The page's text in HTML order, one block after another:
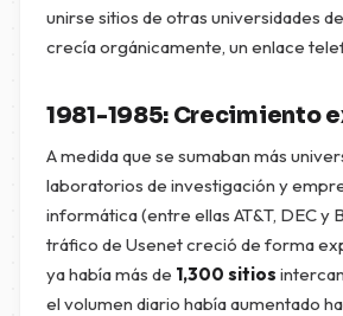
unirse sitios de otras universidades
crecía orgánicamente, un enlace
1981-1985: Crecimiento
A medida que se sumaban más
laboratorios de investigación y
informática (entre ellas AT&T, DEC y
tráfico de Usenet creció de forma
ya había más de 1,300 sitios
el volumen diario había aumentado